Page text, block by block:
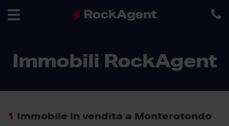
navigation
Immobili RockAgent
1 Immobile in vendita a Monterotondo